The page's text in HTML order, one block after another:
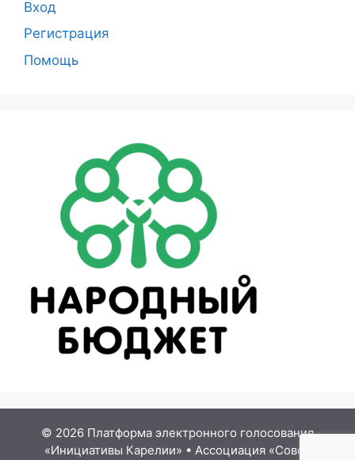
Вход
Регистрация
Помощь
© 2026 Платформа электронного голосования
«Инициативы Карелии» • Ассоциация «Совет